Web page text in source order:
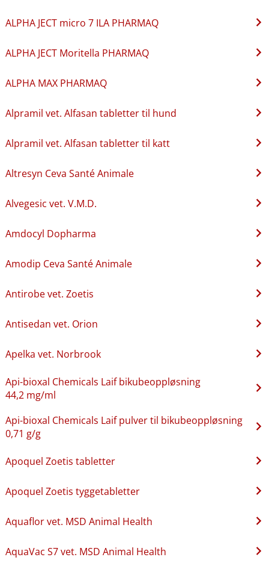
ALPHA JECT micro 7 ILA PHARMAQ
ALPHA JECT Moritella PHARMAQ
ALPHA MAX PHARMAQ
Alpramil vet. Alfasan tabletter til hund
Alpramil vet. Alfasan tabletter til katt
Altresyn Ceva Santé Animale
Alvegesic vet. V.M.D.
Amdocyl Dopharma
Amodip Ceva Santé Animale
Antirobe vet. Zoetis
Antisedan vet. Orion
Apelka vet. Norbrook
Api-bioxal Chemicals Laif bikubeoppløsning
44,2 mg/ml
Api-bioxal Chemicals Laif pulver til bikubeoppløsning
0,71 g/g
Apoquel Zoetis tabletter
Apoquel Zoetis tyggetabletter
Aquaflor vet. MSD Animal Health
AquaVac S7 vet. MSD Animal Health